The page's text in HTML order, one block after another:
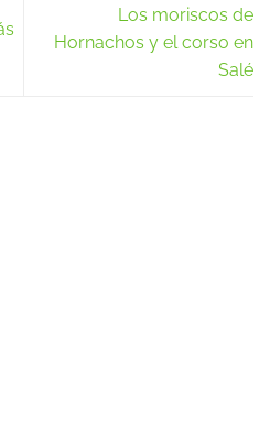
Los moriscos de
Hornachos y el corso en
Salé